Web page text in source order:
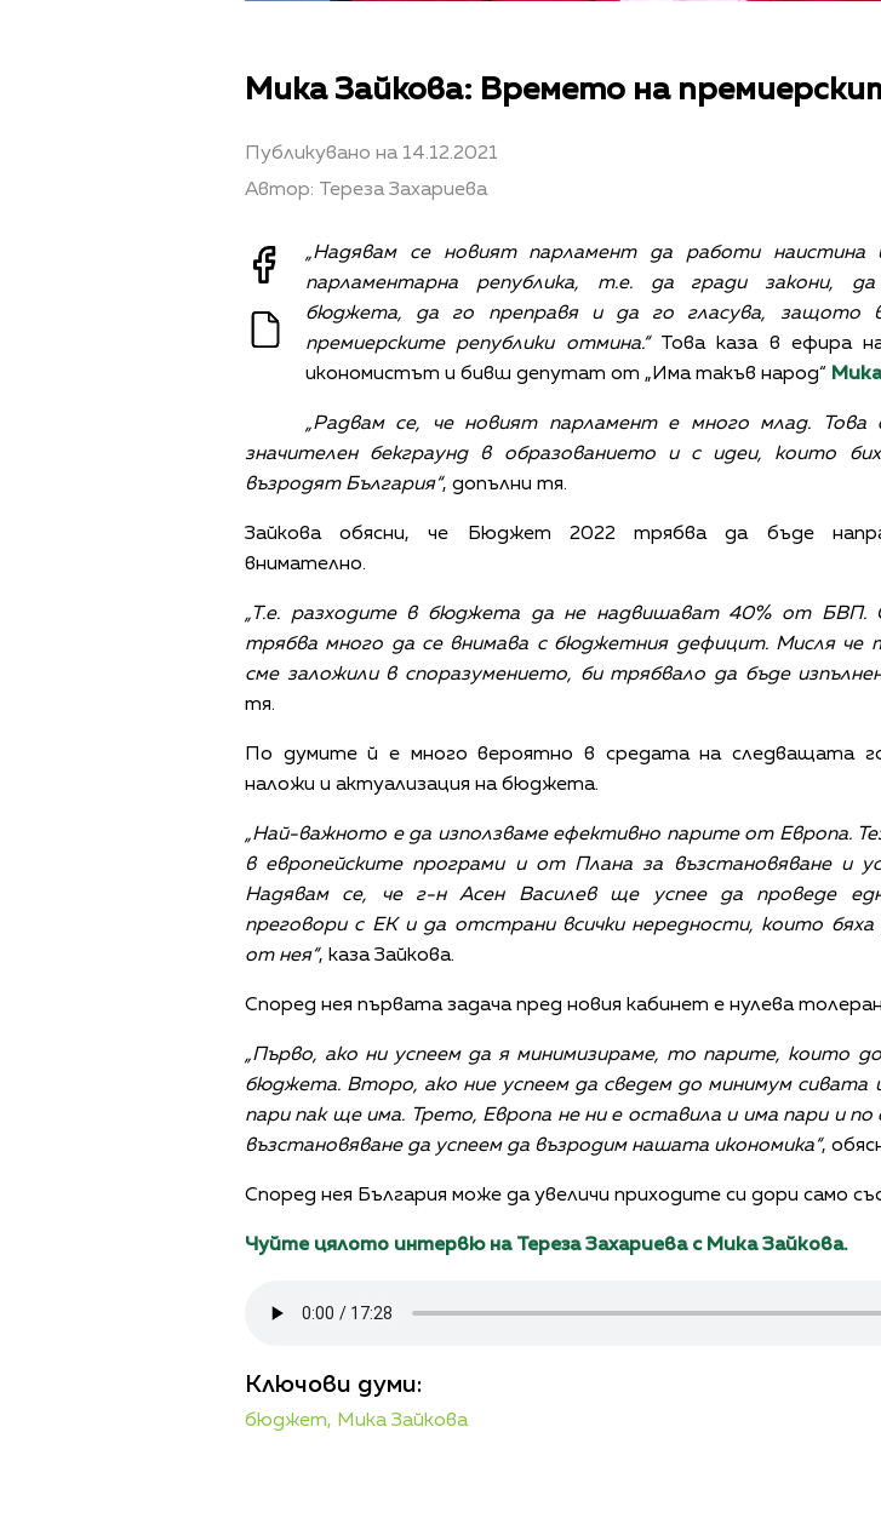
Мика Зайкова: Времето на
Публикувано на 14.12.2021
Автор: Тереза Захариева
„Надявам се новият парламент да работи наистина
парламентарна република, т.е. да гради закони, да
бюджета, да го преправя и да го гласува, защото
премиерските републики отмина.“Това каза в ефира
икономистът и бивш депутат от „Има такъв народ“
„Радвам се, че новият парламент е много млад. Това
значителен бекграунд в образованието и с идеи, които
възродят България“, допълни тя.
Зайкова обясни, че Бюджет 2022 трябва да бъде
внимателно.
„Т.е. разходите в бюджета да не надвишават 40% от БВП.
трябва много да се внимава с бюджетния дефицит. Мисля че
сме заложили в споразумението, би трябвало да бъде
тя.
По думите й е много вероятно в средата на следващата
наложи и актуализация на бюджета.
„Най-важното е да използваме ефективно парите от Европа.
в европейските програми и от Плана за възстановяване и
Надявам се, че г-н Асен Василев ще успее да проведе
преговори с ЕК и да отстрани всички нередности, които бяха
от нея“, каза Зайкова.
Според нея първата задача пред новия кабинет е нулева
„Първо, ако ни успеем да я минимизираме, то парите, които
бюджета. Второ, ако ние успеем да сведем до минимум сивата
пари пак ще има. Трето, Европа не ни е оставила и има пари и
възстановяване да успеем да възродим нашата икономика“,
Според нея България може да увеличи приходите си дори само
Чуйте цялото интервю на Тереза Захариева с Мика Зайкова.
Ключови думи:
бюджет, Мика Зайкова